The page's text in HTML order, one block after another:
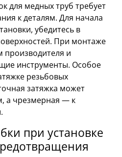
для медных труб требует
к деталям. Для начала
убедитесь в
При монтаже
производителя и
инструменты. Особое
резьбовых
затяжка может
а чрезмерная — к
при установке